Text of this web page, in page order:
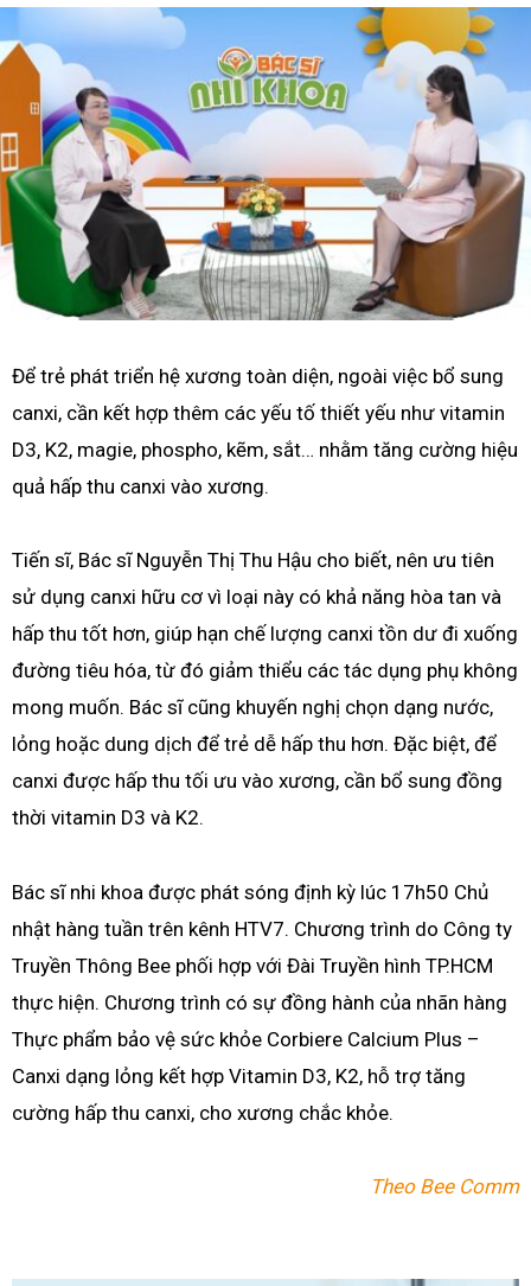
Để trẻ phát triển hệ xương toàn diện, ngoài việc bổ sung
canxi, cần kết hợp thêm các yếu tố thiết yếu như vitamin
D3, K2, magie, phospho, kẽm, sắt… nhằm tăng cường hiệu
quả hấp thu canxi vào xương.
Tiến sĩ, Bác sĩ Nguyễn Thị Thu Hậu cho biết, nên ưu tiên
sử dụng canxi hữu cơ vì loại này có khả năng hòa tan và
hấp thu tốt hơn, giúp hạn chế lượng canxi tồn dư đi xuống
đường tiêu hóa, từ đó giảm thiểu các tác dụng phụ không
mong muốn. Bác sĩ cũng khuyến nghị chọn dạng nước,
lỏng hoặc dung dịch để trẻ dễ hấp thu hơn. Đặc biệt, để
canxi được hấp thu tối ưu vào xương, cần bổ sung đồng
thời vitamin D3 và K2.
Bác sĩ nhi khoa được phát sóng định kỳ lúc 17h50 Chủ
nhật hàng tuần trên kênh HTV7. Chương trình do Công ty
Truyền Thông Bee phối hợp với Đài Truyền hình TP.HCM
thực hiện. Chương trình có sự đồng hành của nhãn hàng
Thực phẩm bảo vệ sức khỏe Corbiere Calcium Plus –
Canxi dạng lỏng kết hợp Vitamin D3, K2, hỗ trợ tăng
cường hấp thu canxi, cho xương chắc khỏe.
Theo Bee Comm